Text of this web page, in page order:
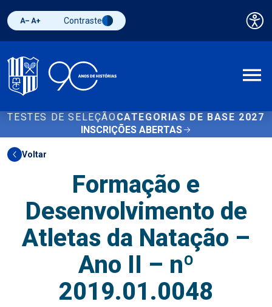
Diminuir fonte
Aumentar fonteAlternar contraste
Contraste
TESTES DE SELEÇÃO CATEGORIAS DE BASE 2027
INSCRIÇÕES ABERTAS
Voltar
Formação e
Desenvolvimento de
Atletas da Natação –
Ano II – nº
2019.01.0048